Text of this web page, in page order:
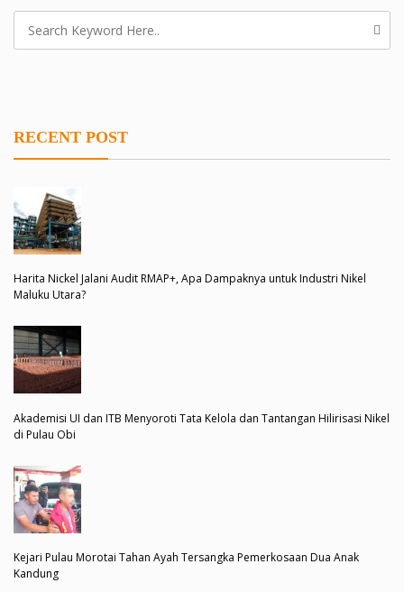
RECENT POST
Harita Nickel Jalani Audit RMAP+, Apa Dampaknya untuk Industri Nikel
Maluku Utara?
Akademisi UI dan ITB Menyoroti Tata Kelola dan Tantangan Hilirisasi Nikel
di Pulau Obi
Kejari Pulau Morotai Tahan Ayah Tersangka Pemerkosaan Dua Anak
Kandung